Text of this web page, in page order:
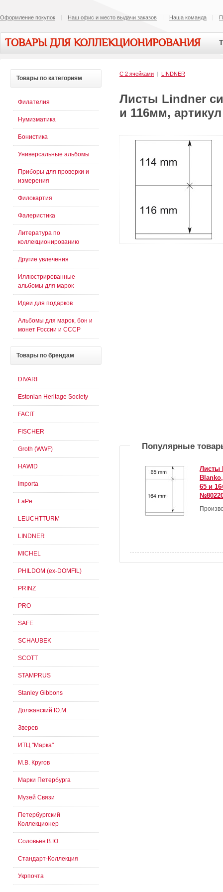
Оформление покупок Наш офис и место выдачи заказов Наша команда
ТОВАРЫ ДЛЯ КОЛЛЕКЦИОНИРОВАНИЯ
C 2 ячейками | LINDNER
Листы Lindner
и 116мм,
Популярные
Листы
65 и
Товары по категориям
Филателия
Нумизматика
Бонистика
Универсальные альбомы
Приборы для проверки и
измерения
Филокартия
Фалеристика
Литература по
коллекционированию
Другие увлечения
Иллюстрированные
альбомы для марок
Идеи для подарков
Альбомы для марок, бон и
монет России и СССР
Товары по брендам
DIVARI
Estonian Heritage Society
FACIT
FISCHER
Groth (WWF)
HAWID
Importa
LaPe
LEUCHTTURM
LINDNER
MICHEL
PHILDOM (ex-DOMFIL)
PRINZ
PRO
SAFE
SCHAUBEK
SCOTT
STAMPRUS
Stanley Gibbons
Должанский Ю.М.
Зверев
ИТЦ "Марка"
М.В. Кругов
Марки Петербурга
Музей Связи
Петербургский
Коллекционер
Соловьёв В.Ю.
Стандарт-Коллекция
Укрпочта